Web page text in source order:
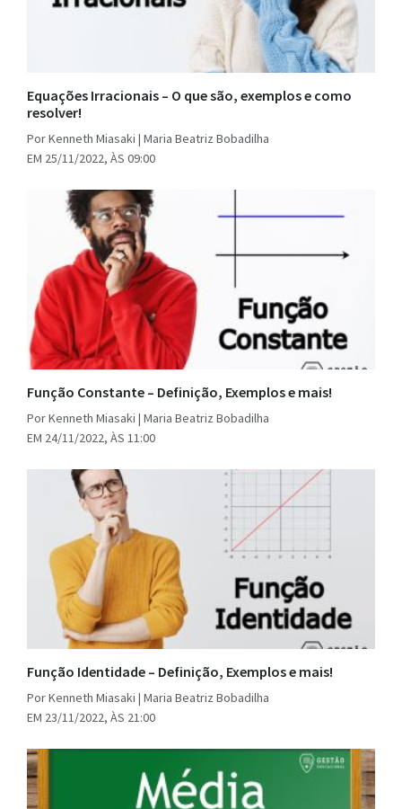
Equações Irracionais – O que são, exemplos e como
resolver!
Por Kenneth Miasaki | Maria Beatriz Bobadilha
EM 25/11/2022, ÀS 09:00
Função Constante – Definição, Exemplos e mais!
Por Kenneth Miasaki | Maria Beatriz Bobadilha
EM 24/11/2022, ÀS 11:00
Função Identidade – Definição, Exemplos e mais!
Por Kenneth Miasaki | Maria Beatriz Bobadilha
EM 23/11/2022, ÀS 21:00